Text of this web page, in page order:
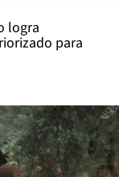
logra
para